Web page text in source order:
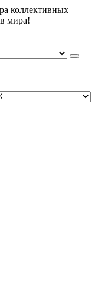
коллективных
мира!